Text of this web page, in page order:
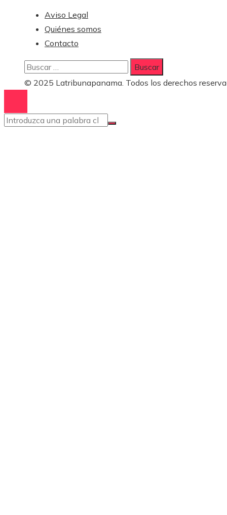
Aviso Legal
Quiénes somos
Contacto
Buscar:
© 2025 Latribunapanama. Todos los derechos